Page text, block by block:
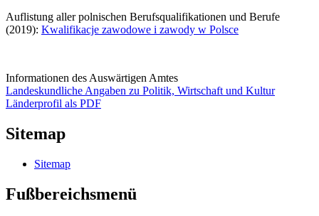
Auflistung aller polnischen Berufsqualifikationen und Berufe
(2019): Kwalifikacje zawodowe i zawody w Polsce
Informationen des Auswärtigen Amtes
Landeskundliche Angaben zu Politik, Wirtschaft und Kultur
Länderprofil als PDF
Sitemap
Sitemap
Fußbereichsmenü